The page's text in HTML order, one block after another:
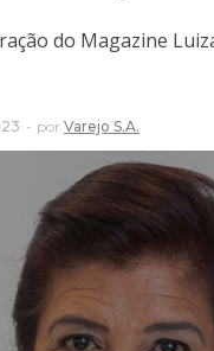
do Magazine
por Varejo S.A.